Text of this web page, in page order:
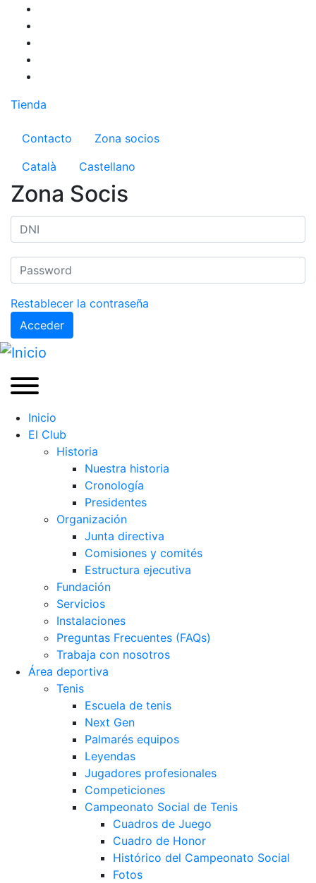
Pasar
contenido
principal
Tienda
Menú del compte d'usuari
Contacto
Zona socios
Català
Castellano
Zona Socis
Restablecer la contraseña
Acceder
Inicio
El Club
Historia
Nuestra historia
Cronología
Presidentes
Organización
Junta directiva
Comisiones y comités
Estructura ejecutiva
Fundación
Servicios
Instalaciones
Preguntas Frecuentes (FAQs)
Trabaja con nosotros
Área deportiva
Tenis
Escuela de tenis
Next Gen
Palmarés equipos
Leyendas
Jugadores profesionales
Competiciones
Campeonato Social de Tenis
Cuadros de Juego
Cuadro de Honor
Histórico del Campeonato Social
Fotos